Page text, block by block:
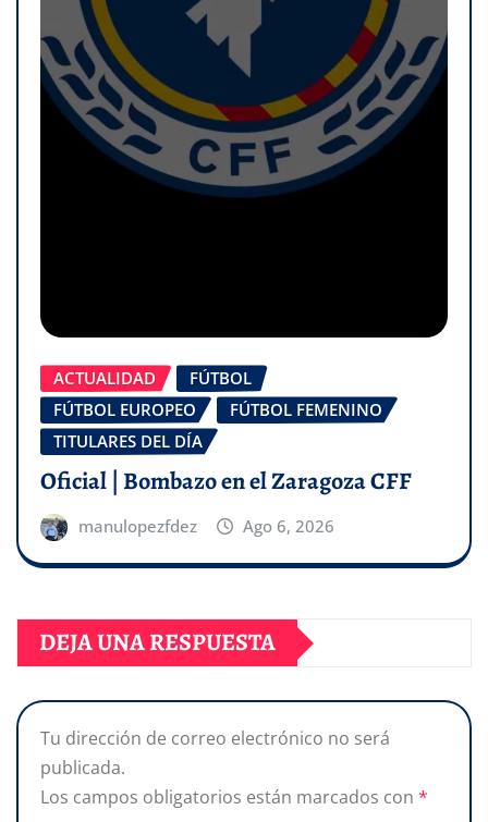
ACTUALIDAD
FÚTBOL
FÚTBOL EUROPEO
FÚTBOL FEMENINO
TITULARES DEL DÍA
Oficial | Bombazo en el Zaragoza CFF
manulopezfdez Ago 6, 2026
DEJA UNA RESPUESTA
Tu dirección de correo electrónico no será
publicada.
Los campos obligatorios están marcados con *